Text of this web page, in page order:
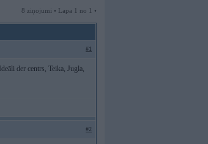
8 ziņojumi • Lapa 1 no 1 •
#1
der centrs, Teika, Jugla,
#2